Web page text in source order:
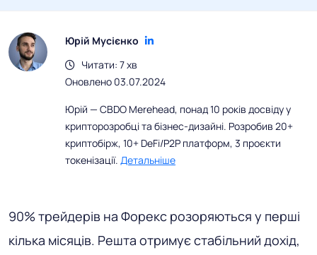
Юрій Мусієнко
Читати: 7 хв
Оновлено 03.07.2024
Юрій — CBDO Merehead, понад 10 років досвіду у
крипторозробці та бізнес-дизайні. Розробив 20+
криптобірж, 10+ DeFi/P2P платформ, 3 проєкти
токенізації. Детальніше
90% трейдерів на Форекс розоряються у перші
кілька місяців. Решта отримує стабільний дохід,